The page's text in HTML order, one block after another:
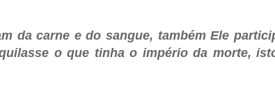
da carne e do sangue, também Ele
o que tinha o império da morte,